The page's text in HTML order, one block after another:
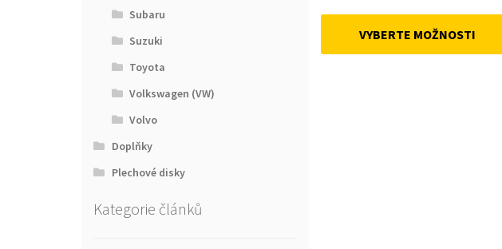
Subaru
Suzuki
Toyota
Volkswagen (VW)
Volvo
Doplňky
Plechové disky
Kategorie článků
4
663Kč.
3
745Kč.
VYBERTE MOŽNOSTI